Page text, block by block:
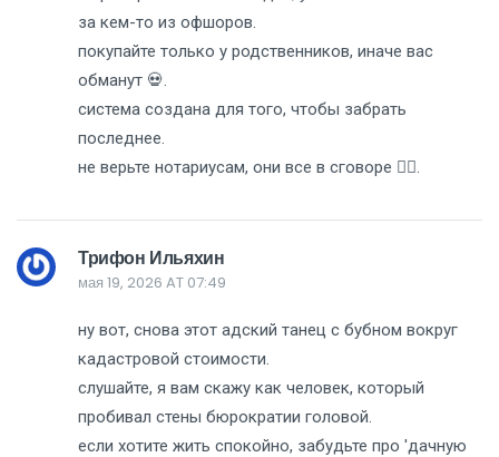
за кем-то из офшоров.
покупайте только у родственников, иначе вас
обманут 💀.
система создана для того, чтобы забрать
последнее.
не верьте нотариусам, они все в сговоре 🕵️‍♀️.
Трифон Ильяхин
мая 19, 2026 AT 07:49
ну вот, снова этот адский танец с бубном вокруг
кадастровой стоимости.
слушайте, я вам скажу как человек, который
пробивал стены бюрократии головой.
если хотите жить спокойно, забудьте про 'дачную